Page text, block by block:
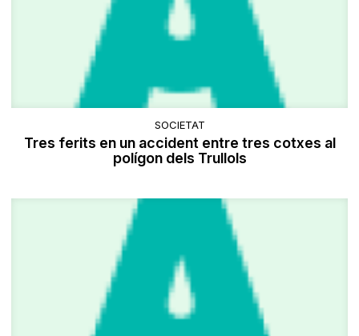
SOCIETAT
Tres ferits en un accident entre tres cotxes al
polígon dels Trullols